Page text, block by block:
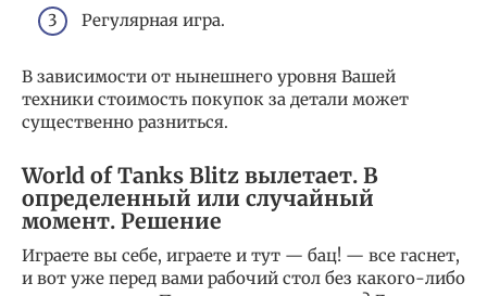
Регулярная игра.
В зависимости от нынешнего уровня Вашей
техники стоимость покупок за детали может
существенно разниться.
World of Tanks Blitz вылетает. В
определенный или случайный
момент. Решение
Играете вы себе, играете и тут — бац! — все гаснет,
и вот уже перед вами рабочий стол без какого-либо